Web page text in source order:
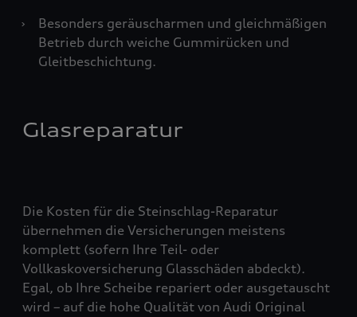
›
Besonders geräuscharmen und gleichmäßigen
Betrieb durch weiche Gummirücken und
Gleitbeschichtung.
Glasreparatur
Die Kosten für die Steinschlag-Reparatur
übernehmen die Versicherungen meistens
komplett (sofern Ihre Teil- oder
Vollkaskoversicherung Glasschäden abdeckt).
Egal, ob Ihre Scheibe repariert oder ausgetauscht
wird – auf die hohe Qualität von Audi Original